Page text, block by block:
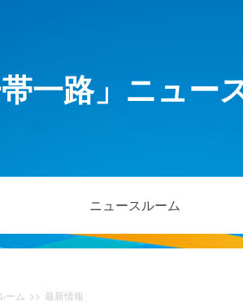
帯一路」ニュー
ニュースルーム
ーム >> 最新情報